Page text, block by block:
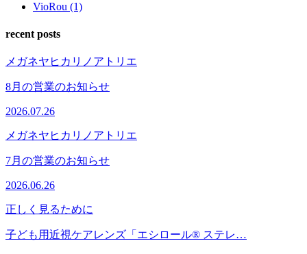
VioRou (1)
recent posts
メガネヤヒカリノアトリエ
8月の営業のお知らせ
2026.07.26
メガネヤヒカリノアトリエ
7月の営業のお知らせ
2026.06.26
正しく見るために
子ども用近視ケアレンズ「エシロール® ステレ…